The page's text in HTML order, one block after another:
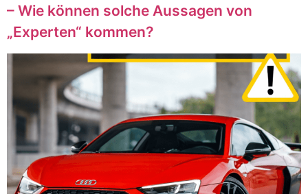
– Wie können solche Aussagen von
„Experten“ kommen?